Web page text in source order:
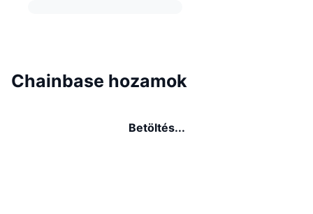
Chainbase hozamok
Betöltés...